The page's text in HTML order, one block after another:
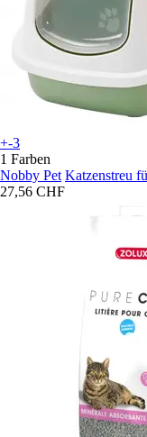
+-3
1 Farben
Nobby Pet Katzenstreu
27,56 CHF